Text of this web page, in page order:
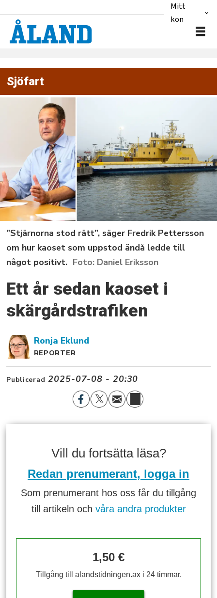
Mitt
konto
Sjöfart
”Stjärnorna stod rätt”, säger Fredrik Pettersson
om hur kaoset som uppstod ändå ledde till
något positivt.
Daniel Eriksson
Ett år sedan kaoset i
skärgårdstrafiken
Ronja Eklund
REPORTER
Publicerad 2025-07-08 - 20:30
Vill du fortsätta läsa?
Redan prenumerant, logga in
Som prenumerant hos oss får du tillgång
till artikeln och våra andra produkter
1,50 €
Tillgång till alandstidningen.ax i 24 timmar.